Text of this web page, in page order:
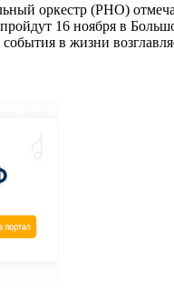
оркестр (РНО)
16 ноября в
в жизни